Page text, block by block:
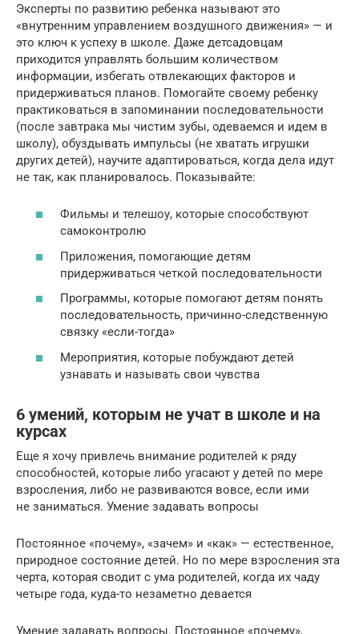
Эксперты по развитию ребенка называют это
«внутренним управлением воздушного движения» — и
это ключ к успеху в школе. Даже детсадовцам
приходится управлять большим количеством
информации, избегать отвлекающих факторов и
придерживаться планов. Помогайте своему ребенку
практиковаться в запоминании последовательности
(после завтрака мы чистим зубы, одеваемся и идем в
школу), обуздывать импульсы (не хватать игрушки
других детей), научите адаптироваться, когда дела идут
не так, как планировалось. Показывайте:
Фильмы и телешоу, которые способствуют
самоконтролю
Приложения, помогающие детям
придерживаться четкой последовательности
Программы, которые помогают детям понять
последовательность, причинно-следственную
связку «если-тогда»
Мероприятия, которые побуждают детей
узнавать и называть свои чувства
6 умений, которым не учат в школе и на
курсах
Еще я хочу привлечь внимание родителей к ряду
способностей, которые либо угасают у детей по мере
взросления, либо не развиваются вовсе, если ими
не заниматься. Умение задавать вопросы
Постоянное «почему», «зачем» и «как» — естественное,
природное состояние детей. Но по мере взросления эта
черта, которая сводит с ума родителей, когда их чаду
четыре года, куда-то незаметно девается
Умение задавать вопросы. Постоянное «почему»,